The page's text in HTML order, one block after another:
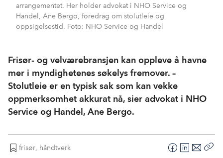
arrangementet. Her holder advokat i NHO Service og
Handel, Ane Bergo, foredrag om stolutleie og
oppsigelsestid. Foto: NHO Service og Handel
Frisør- og velværebransjen kan oppleve å havne
mer i myndighetenes søkelys fremover. –
Stolutleie er en typisk sak som kan vekke
oppmerksomhet akkurat nå, sier advokat i NHO
Service og Handel, Ane Bergo.
frisør håndtverk
F
L
E